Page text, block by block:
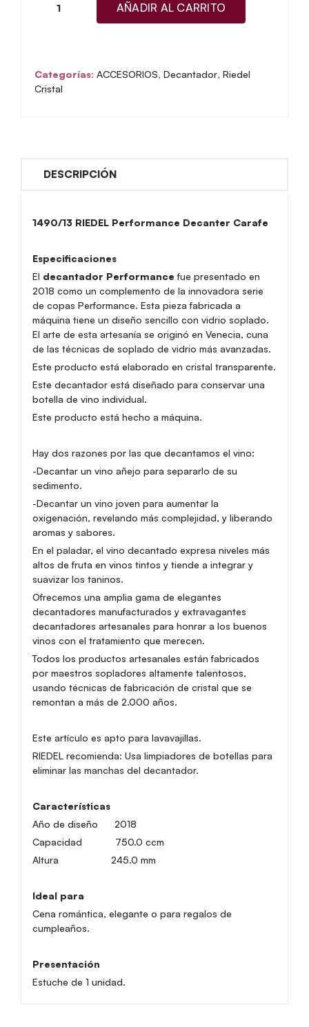
RIEDEL
(1490/13)
cantidad
AÑADIR AL CARRITO
Categorías: ACCESORIOS, Decantador, Riedel
Cristal
DESCRIPCIÓN
1490/13 RIEDEL Performance Decanter Carafe
Especificaciones
El decantador Performance fue presentado en
2018 como un complemento de la innovadora serie
de copas Performance. Esta pieza fabricada a
máquina tiene un diseño sencillo con vidrio soplado.
El arte de esta artesanía se originó en Venecia, cuna
de las técnicas de soplado de vidrio más avanzadas.
Este producto está elaborado en cristal transparente.
Este decantador está diseñado para conservar una
botella de vino individual.
Este producto está hecho a máquina.
Hay dos razones por las que decantamos el vino:
-Decantar un vino añejo para separarlo de su
sedimento.
-Decantar un vino joven para aumentar la
oxigenación, revelando más complejidad, y liberando
aromas y sabores.
En el paladar, el vino decantado expresa niveles más
altos de fruta en vinos tintos y tiende a integrar y
suavizar los taninos.
Ofrecemos una amplia gama de elegantes
decantadores manufacturados y extravagantes
decantadores artesanales para honrar a los buenos
vinos con el tratamiento que merecen.
Todos los productos artesanales están fabricados
por maestros sopladores altamente talentosos,
usando técnicas de fabricación de cristal que se
remontan a más de 2.000 años.
Este artículo es apto para lavavajillas.
RIEDEL recomienda: Usa limpiadores de botellas para
eliminar las manchas del decantador.
Características
Año de diseño 2018
Capacidad 750.0 ccm
Altura 245.0 mm
Ideal para
Cena romántica, elegante o para regalos de
cumpleaños.
Presentación
Estuche de 1 unidad.